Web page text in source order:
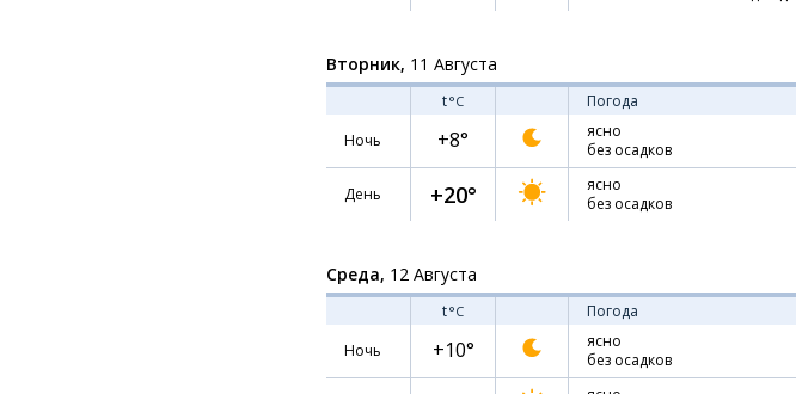
Вторник, 11 Августа
t°C Погода
Ночь
+8°
ясно
без осадков
День +20°
ясно
без осадков
Среда, 12 Августа
t°C Погода
Ночь
+10°
ясно
без осадков